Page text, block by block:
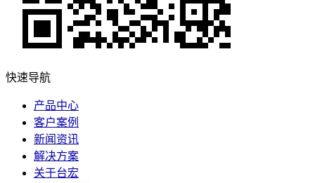
快速导航
产品中心
客户案例
新闻资讯
解决方案
关于台宏